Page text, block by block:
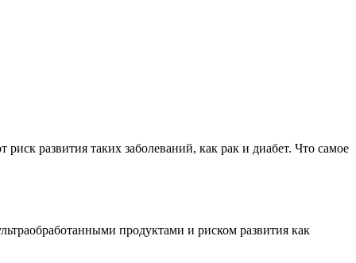
развития таких заболеваний, как рак и диабет. Что самое
продуктами и риском развития как